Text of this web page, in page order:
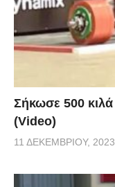
Σήκωσε 500 κιλά
(Video)
11 ΔΕΚΕΜΒΡΊΟΥ, 2023